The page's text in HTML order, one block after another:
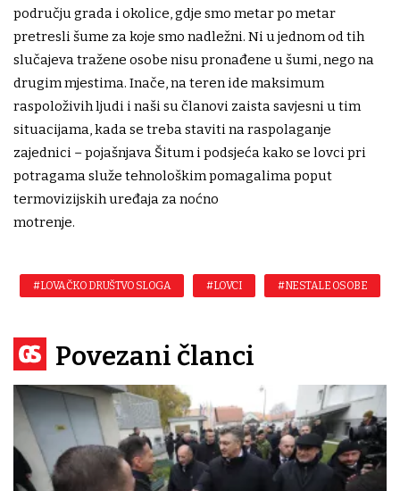
području grada i okolice, gdje smo metar po metar
pretresli šume za koje smo nadležni. Ni u jednom od tih
slučajeva tražene osobe nisu pronađene u šumi, nego na
drugim mjestima. Inače, na teren ide maksimum
raspoloživih ljudi i naši su članovi zaista savjesni u tim
situacijama, kada se treba staviti na raspolaganje
zajednici – pojašnjava Šitum i podsjeća kako se lovci pri
potragama služe tehnološkim pomagalima poput
termovizijskih uređaja za noćno
motrenje.
#LOVAČKO DRUŠTVO SLOGA #LOVCI #NESTALE OSOBE
Povezani članci